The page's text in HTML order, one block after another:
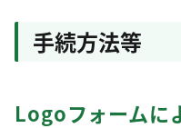
手続方法等
Logoフォームに